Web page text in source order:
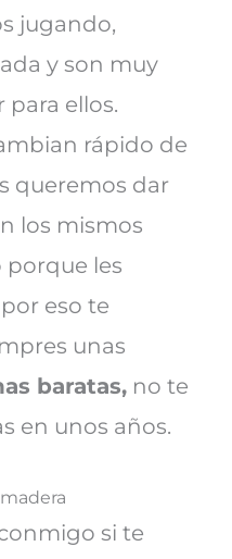
jugando,
y son muy
para ellos.
rápido de
queremos dar
los mismos
porque les
eso te
unas
baratas,no te
en unos años.
si te